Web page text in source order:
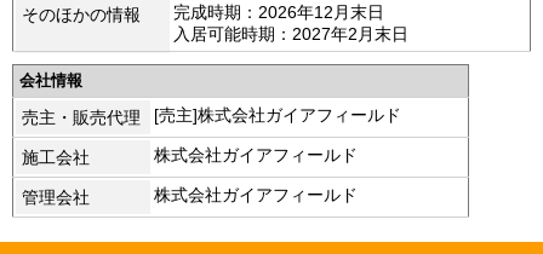
そのほかの情報
完成時期：2026年12月末日
入居可能時期：2027年2月末日
会社情報
売主・販売代理 [売主]株式会社ガイアフィールド
施工会社 株式会社ガイアフィールド
管理会社 株式会社ガイアフィールド